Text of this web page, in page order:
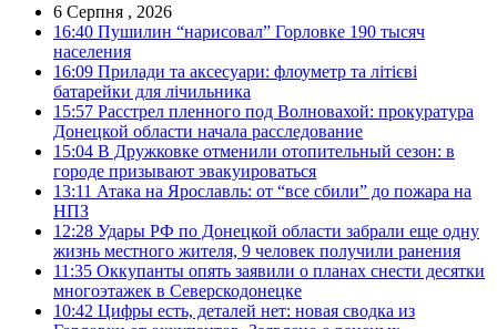
6 Серпня , 2026
16:40 Пушилин “нарисовал” Горловке 190 тысяч
населения
16:09 Прилади та аксесуари: флоуметр та літієві
батарейки для лічильника
15:57 Расстрел пленного под Волновахой: прокуратура
Донецкой области начала расследование
15:04 В Дружковке отменили отопительный сезон: в
городе призывают эвакуироваться
13:11 Атака на Ярославль: от “все сбили” до пожара на
НПЗ
12:28 Удары РФ по Донецкой области забрали еще одну
жизнь местного жителя, 9 человек получили ранения
11:35 Оккупанты опять заявили о планах снести десятки
многоэтажек в Северскодонецке
10:42 Цифры есть, деталей нет: новая сводка из